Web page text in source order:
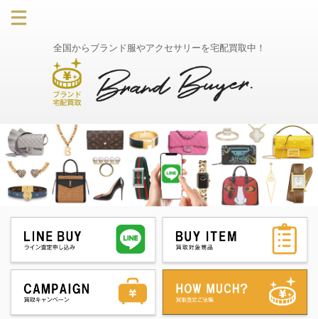
全国からブランド服やアクセサリーを宅配買取中！